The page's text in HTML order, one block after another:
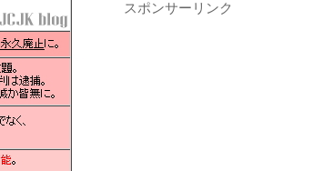
スポンサーリンク